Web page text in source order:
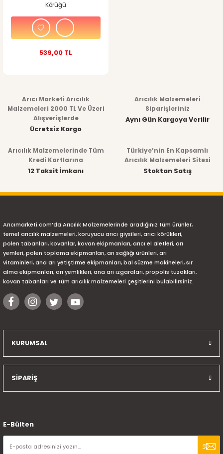
Körüğü
539,00 TL
Arıcı Marketi Arıcılık
Malzemeleri 2000 TL Ve Üzeri
Alışverişlerde
Ücretsiz Kargo
Arıcılık Malzemeleri
Siparişleriniz
Aynı Gün Kargoya Verilir
Arıcılık Malzemelerinde Tüm
Kredi Kartlarına
12 Taksit İmkanı
Türkiye’nin En Kapsamlı
Arıcılık Malzemeleri Sitesi
Stoktan Satış
Arıcımarketi.com’da Arıcılık Malzemelerinde aradığınız tüm ürünler,
temel arıcılık malzemeleri, koruyucu arıcı giysileri, arıcı körükleri,
polen tabanları, kovanlar, kovan ekipmanları, arıcı el aletleri, arı
yemleri, polen toplama ekipmanları, arı sağlığı ürünleri, arı
vitaminleri, ana arı yetiştirme ekipmanları, bal süzme makineleri, sır
alma ekipmanları, arı yemlikleri, ana arı ızgaraları, propolis tuzakları,
kovan tabanları ve tüm arıcılık malzemeleri çeşitlerini bulabilirsiniz.
KURUMSAL
SİPARİŞ
E-Bülten